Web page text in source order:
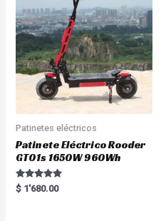
Patinetes eléctricos
Patinete Eléctrico Rooder
GT01s 1650W 960Wh
Rated
5.00
$ 1'680.00